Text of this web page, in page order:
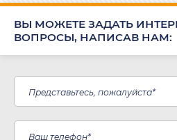
ВЫ МОЖЕТЕ ЗАДАТЬ
ВОПРОСЫ, НАПИСАВ НАМ: